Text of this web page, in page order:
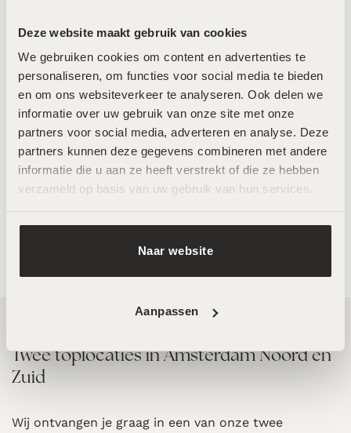
Deze website maakt gebruik van cookies
We gebruiken cookies om content en advertenties te
personaliseren, om functies voor social media te bieden
en om ons websiteverkeer te analyseren. Ook delen we
informatie over uw gebruik van onze site met onze
partners voor social media, adverteren en analyse. Deze
partners kunnen deze gegevens combineren met andere
informatie die u aan ze heeft verstrekt of die ze hebben
verzameld op basis van uw gebruik van hun services.
Naar website
Aanpassen
MeLine Moist – 30ml
Magic in a Bottle – After
Care Oil for Stretch Marks &
Scars
Twee toplocaties in Amsterdam Noord en
Zuid
Wij ontvangen je graag in een van onze twee